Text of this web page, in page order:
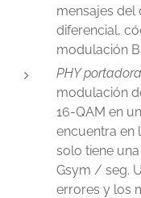
mensajes del
diferencial,
modulación
PHY
modulación
16-QAM en
encuentra en
solo tiene
Gsym / seg.
errores y los